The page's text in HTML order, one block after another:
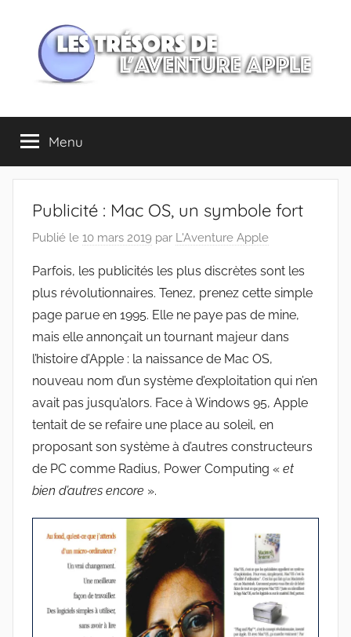
contenu
Les
trésors
de
l'Aventure
Apple
Menu
Publicité : Mac OS, un symbole fort
Publié le 10 mars 2019 par L'Aventure Apple
Parfois, les publicités les plus discrètes sont les
plus révolutionnaires. Tenez, prenez cette simple
page parue en 1995. Elle ne paye pas de mine,
mais elle annonçait un tournant majeur dans
l’histoire d’Apple : la naissance de Mac OS,
nouveau nom d’un système d’exploitation qui n’en
avait pas jusqu’alors. Face à Windows 95, Apple
tentait de se refaire une place au soleil, en
proposant son système à d’autres constructeurs
de PC comme Radius, Power Computing « et
bien d’autres encore ».